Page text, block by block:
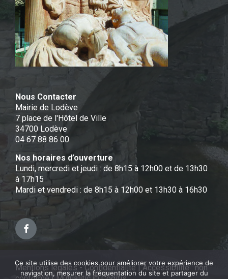
Nous Contacter
Mairie de Lodève
7 place de l'Hôtel de Ville
34700 Lodève
04 67 88 86 00
Nos horaires d’ouverture
Lundi, mercredi et jeudi : de 8h15 à 12h00 et de 13h30
à 17h15
Mardi et vendredi : de 8h15 à 12h00 et 13h30 à 16h30
Facebook
Mentions légales - Confidentialité|Accessibilité : non
Ce site utilise des cookies pour améliorer votre expérience de
navigation, mesurer la fréquentation du site et partager du